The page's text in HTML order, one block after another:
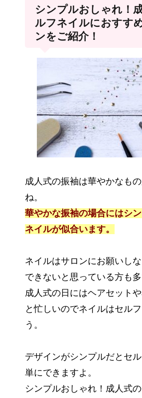
シンプルおしゃれ！
ルフネイルにおすす
ンをご紹介！
成人式の振袖は華やかなも
ね。
華やかな振袖の場合にはシ
ネイルが似合います。
ネイルはサロンにお願いし
できないと思っている方も多
成人式の日にはヘアセット
と忙しいのでネイルはセル
う。
デザインがシンプルだとセ
単にできますよ。
シンプルおしゃれ！成人式